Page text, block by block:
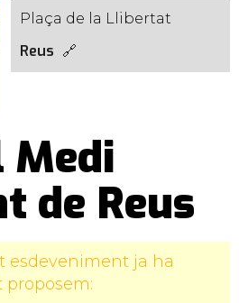
Plaça de la Llibertat
Reus
Medi
de Reus
esdeveniment ja ha
proposem: